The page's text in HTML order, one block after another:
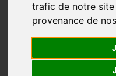
trafic de notre
provenance de